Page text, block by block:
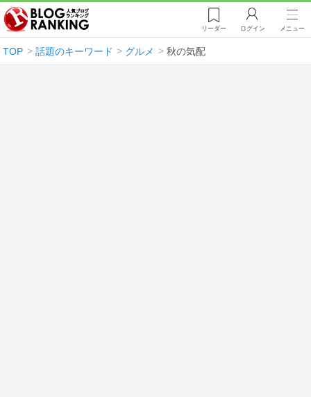
リーダー ログイン メニュー
TOP 話題のキーワード グルメ 秋の気配